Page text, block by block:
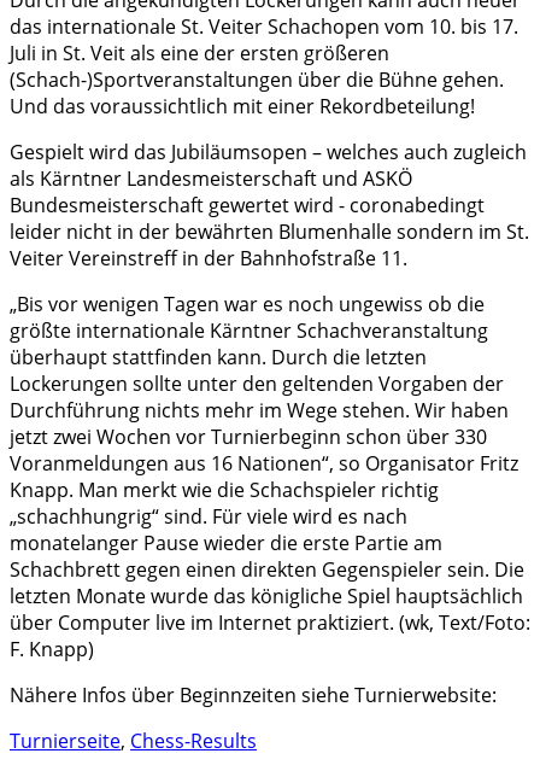
das internationale St. Veiter Schachopen vom 10. bis 17.
Juli in St. Veit als eine der ersten größeren
(Schach-)Sportveranstaltungen über die Bühne gehen.
Und das voraussichtlich mit einer Rekordbeteilung!
Gespielt wird das Jubiläumsopen – welches auch zugleich
als Kärntner Landesmeisterschaft und ASKÖ
Bundesmeisterschaft gewertet wird - coronabedingt
leider nicht in der bewährten Blumenhalle sondern im St.
Veiter Vereinstreff in der Bahnhofstraße 11.
„Bis vor wenigen Tagen war es noch ungewiss ob die
größte internationale Kärntner Schachveranstaltung
überhaupt stattfinden kann. Durch die letzten
Lockerungen sollte unter den geltenden Vorgaben der
Durchführung nichts mehr im Wege stehen. Wir haben
jetzt zwei Wochen vor Turnierbeginn schon über 330
Voranmeldungen aus 16 Nationen“, so Organisator Fritz
Knapp. Man merkt wie die Schachspieler richtig
„schachhungrig“ sind. Für viele wird es nach
monatelanger Pause wieder die erste Partie am
Schachbrett gegen einen direkten Gegenspieler sein. Die
letzten Monate wurde das königliche Spiel hauptsächlich
über Computer live im Internet praktiziert. (wk, Text/Foto:
F. Knapp)
Nähere Infos über Beginnzeiten siehe Turnierwebsite:
Turnierseite, Chess-Results